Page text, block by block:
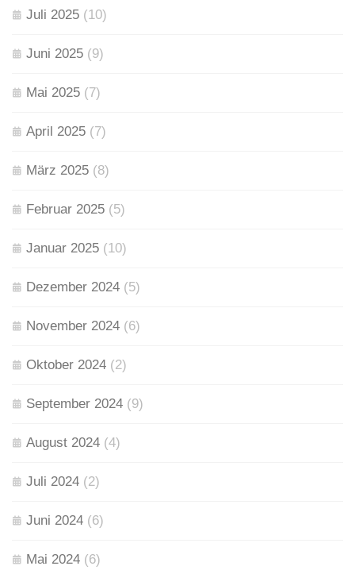
Juli 2025 (10)
Juni 2025 (9)
Mai 2025 (7)
April 2025 (7)
März 2025 (8)
Februar 2025 (5)
Januar 2025 (10)
Dezember 2024 (5)
November 2024 (6)
Oktober 2024 (2)
September 2024 (9)
August 2024 (4)
Juli 2024 (2)
Juni 2024 (6)
Mai 2024 (6)